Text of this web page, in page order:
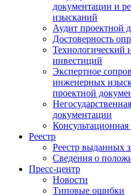
документации и
изысканий
Аудит проектной
Достоверность
Технологический
инвестиций
Экспертное
инженерных
проектной
документации
Консультационная
Реестр
Реестр выданных
Сведения о
Пресс-центр
Новости
Типовые ошибки